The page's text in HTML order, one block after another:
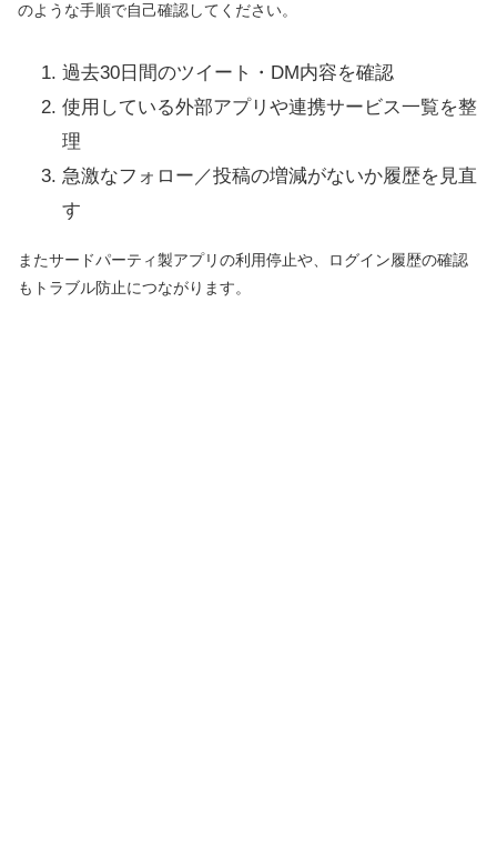
のような手順で自己確認してください。
過去30日間のツイート・DM内容を確認
使用している外部アプリや連携サービス一覧を整
理
急激なフォロー／投稿の増減がないか履歴を見直
す
またサードパーティ製アプリの利用停止や、ログイン履歴の確認
もトラブル防止につながります。